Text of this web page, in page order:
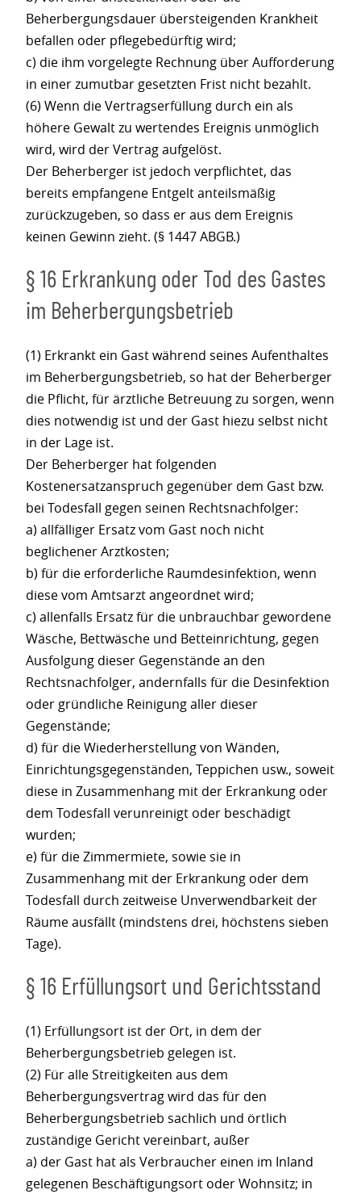
Beherbergungsdauer übersteigenden Krankheit
befallen oder pflegebedürftig wird;
c) die ihm vorgelegte Rechnung über Aufforderung
in einer zumutbar gesetzten Frist nicht bezahlt.
(6) Wenn die Vertragserfüllung durch ein als
höhere Gewalt zu wertendes Ereignis unmöglich
wird, wird der Vertrag aufgelöst.
Der Beherberger ist jedoch verpflichtet, das
bereits empfangene Entgelt anteilsmäßig
zurückzugeben, so dass er aus dem Ereignis
keinen Gewinn zieht. (§ 1447 ABGB.)
§ 16 Erkrankung oder Tod des Gastes
im Beherbergungsbetrieb
(1) Erkrankt ein Gast während seines Aufenthaltes
im Beherbergungsbetrieb, so hat der Beherberger
die Pflicht, für ärztliche Betreuung zu sorgen, wenn
dies notwendig ist und der Gast hiezu selbst nicht
in der Lage ist.
Der Beherberger hat folgenden
Kostenersatzanspruch gegenüber dem Gast bzw.
bei Todesfall gegen seinen Rechtsnachfolger:
a) allfälliger Ersatz vom Gast noch nicht
beglichener Arztkosten;
b) für die erforderliche Raumdesinfektion, wenn
diese vom Amtsarzt angeordnet wird;
c) allenfalls Ersatz für die unbrauchbar gewordene
Wäsche, Bettwäsche und Betteinrichtung, gegen
Ausfolgung dieser Gegenstände an den
Rechtsnachfolger, andernfalls für die Desinfektion
oder gründliche Reinigung aller dieser
Gegenstände;
d) für die Wiederherstellung von Wänden,
Einrichtungsgegenständen, Teppichen usw., soweit
diese in Zusammenhang mit der Erkrankung oder
dem Todesfall verunreinigt oder beschädigt
wurden;
e) für die Zimmermiete, sowie sie in
Zusammenhang mit der Erkrankung oder dem
Todesfall durch zeitweise Unverwendbarkeit der
Räume ausfällt (mindstens drei, höchstens sieben
Tage).
§ 16 Erfüllungsort und Gerichtsstand
(1) Erfüllungsort ist der Ort, in dem der
Beherbergungsbetrieb gelegen ist.
(2) Für alle Streitigkeiten aus dem
Beherbergungsvertrag wird das für den
Beherbergungsbetrieb sachlich und örtlich
zuständige Gericht vereinbart, außer
a) der Gast hat als Verbraucher einen im Inland
gelegenen Beschäftigungsort oder Wohnsitz; in